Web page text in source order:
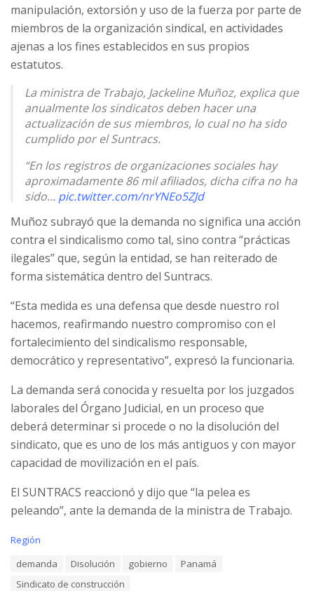
manipulación, extorsión y uso de la fuerza por parte de
miembros de la organización sindical, en actividades
ajenas a los fines establecidos en sus propios
estatutos.
La ministra de Trabajo, Jackeline Muñoz, explica que
anualmente los sindicatos deben hacer una
actualización de sus miembros, lo cual no ha sido
cumplido por el Suntracs.
“En los registros de organizaciones sociales hay
aproximadamente 86 mil afiliados, dicha cifra no ha
sido… pic.twitter.com/nrYNEo5ZJd
— Telemetro Reporta (@TReporta)July 17, 2025
Muñoz subrayó que la demanda no significa una acción
contra el sindicalismo como tal, sino contra “prácticas
ilegales” que, según la entidad, se han reiterado de
forma sistemática dentro del Suntracs.
“Esta medida es una defensa que desde nuestro rol
hacemos, reafirmando nuestro compromiso con el
fortalecimiento del sindicalismo responsable,
democrático y representativo”, expresó la funcionaria.
La demanda será conocida y resuelta por los juzgados
laborales del Órgano Judicial, en un proceso que
deberá determinar si procede o no la disolución del
sindicato, que es uno de los más antiguos y con mayor
capacidad de movilización en el país.
El SUNTRACS reaccionó y dijo que “la pelea es
peleando”, ante la demanda de la ministra de Trabajo.
C
Región
demanda Disolución gobierno
Panamá
Sindicato de construcción